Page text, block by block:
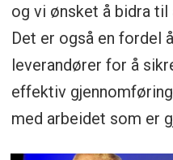
og vi ønsket å bidra
Det er også en fordel
leverandører for å
effektiv
med arbeidet som er